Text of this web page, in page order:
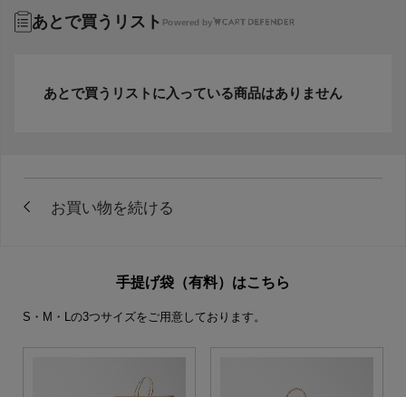
あとで買うリスト Powered by
あとで買うリストに入っている商品はありません
手提げ袋（有料）はこちら
S・M・Lの3つサイズをご用意しております。